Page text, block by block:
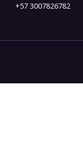
+57 3007826782